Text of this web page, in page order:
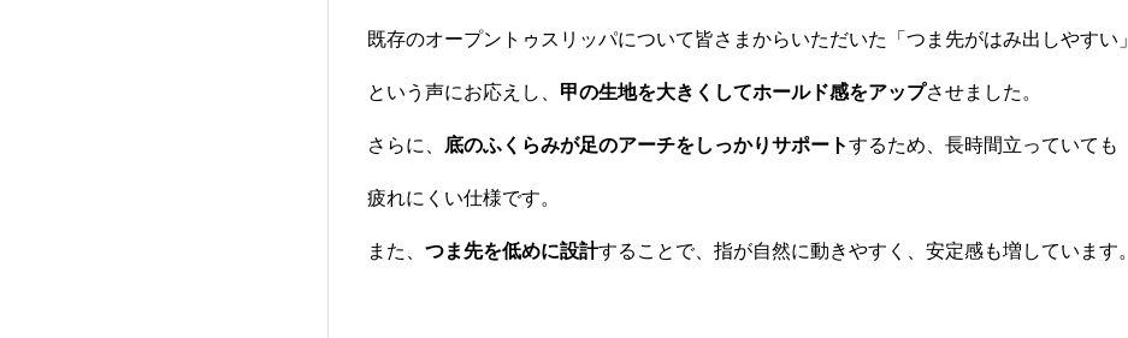
既存のオープントゥスリッパについて皆さまからいただいた「つま先がはみ出しやすい」
という声にお応えし、 甲の生地を大きくしてホールド感をアップさせました。
さらに、 底のふくらみが足のアーチをしっかりサポートするため、長時間立っていても
疲れにくい仕様です。
また、 つま先を低めに設計することで、指が自然に動きやすく、安定感も増しています。